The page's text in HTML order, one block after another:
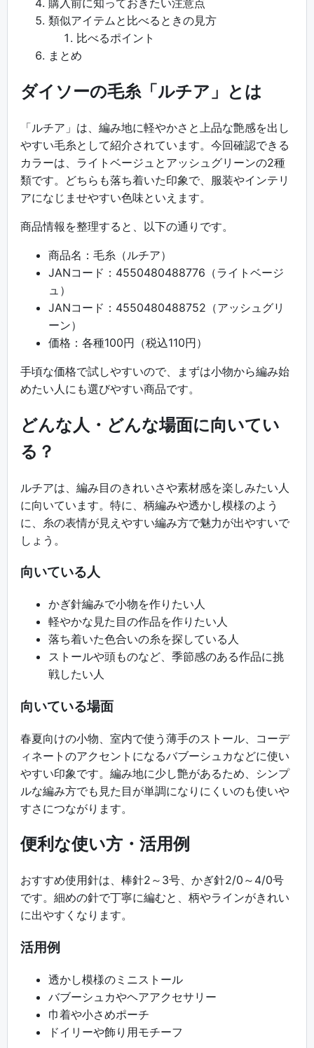
購入前に知っておきたい注意点
類似アイテムと比べるときの見方
比べるポイント
まとめ
ダイソーの毛糸「ルチア」とは
「ルチア」は、編み地に軽やかさと上品な艶感を出し
やすい毛糸として紹介されています。今回確認できる
カラーは、ライトベージュとアッシュグリーンの2種
類です。どちらも落ち着いた印象で、服装やインテリ
アになじませやすい色味といえます。
商品情報を整理すると、以下の通りです。
商品名：毛糸（ルチア）
JANコード：4550480488776（ライトベージ
ュ）
JANコード：4550480488752（アッシュグリ
ーン）
価格：各種100円（税込110円）
手頃な価格で試しやすいので、まずは小物から編み始
めたい人にも選びやすい商品です。
どんな人・どんな場面に向いてい
る？
ルチアは、編み目のきれいさや素材感を楽しみたい人
に向いています。特に、柄編みや透かし模様のよう
に、糸の表情が見えやすい編み方で魅力が出やすいで
しょう。
向いている人
かぎ針編みで小物を作りたい人
軽やかな見た目の作品を作りたい人
落ち着いた色合いの糸を探している人
ストールや頭ものなど、季節感のある作品に挑
戦したい人
向いている場面
春夏向けの小物、室内で使う薄手のストール、コーデ
ィネートのアクセントになるバブーシュカなどに使い
やすい印象です。編み地に少し艶があるため、シンプ
ルな編み方でも見た目が単調になりにくいのも使いや
すさにつながります。
便利な使い方・活用例
おすすめ使用針は、棒針2～3号、かぎ針2/0～4/0号
です。細めの針で丁寧に編むと、柄やラインがきれい
に出やすくなります。
活用例
透かし模様のミニストール
バブーシュカやヘアアクセサリー
巾着や小さめポーチ
ドイリーや飾り用モチーフ